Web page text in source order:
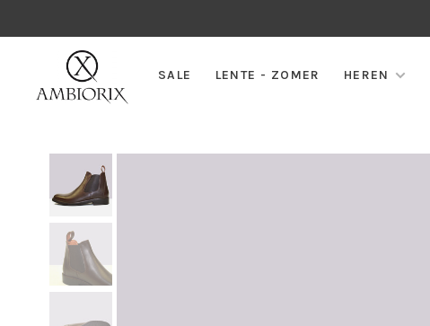
SALE LENTE - ZOMER HEREN